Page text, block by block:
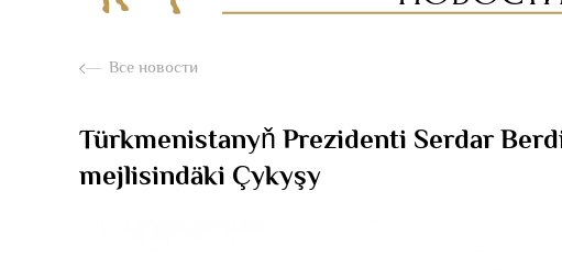
Все новости
Türkmenistanyň Prezidenti Serdar
mejlisindäki Çykyşy